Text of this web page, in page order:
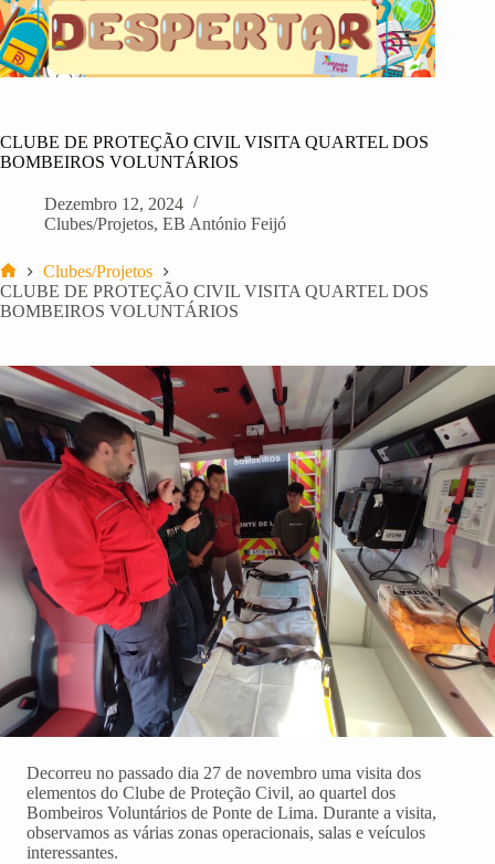
Pular
para
o
conteúdo
CLUBE DE PROTEÇÃO CIVIL VISITA QUARTEL DOS
BOMBEIROS VOLUNTÁRIOS
Dezembro 12, 2024
Clubes/Projetos, EB António Feijó
Início
Clubes/Projetos
CLUBE DE PROTEÇÃO CIVIL VISITA QUARTEL DOS
BOMBEIROS VOLUNTÁRIOS
Decorreu no passado dia 27 de novembro uma visita dos
elementos do Clube de Proteção Civil, ao quartel dos
Bombeiros Voluntários de Ponte de Lima. Durante a visita,
observamos as várias zonas operacionais, salas e veículos
interessantes.